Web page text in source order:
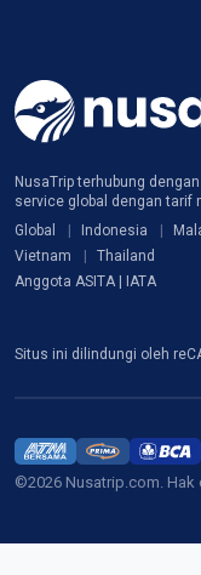
NusaTrip terhubung
service global dengan tarif
Global
Indonesia
Vietnam
Thailand
Anggota ASITA | IATA
Situs ini dilindungi oleh
©2026 Nusatrip.com.